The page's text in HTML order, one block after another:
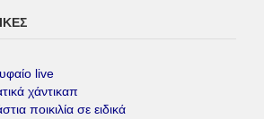
live
χάντικαπ
ποικιλία σε ειδικά